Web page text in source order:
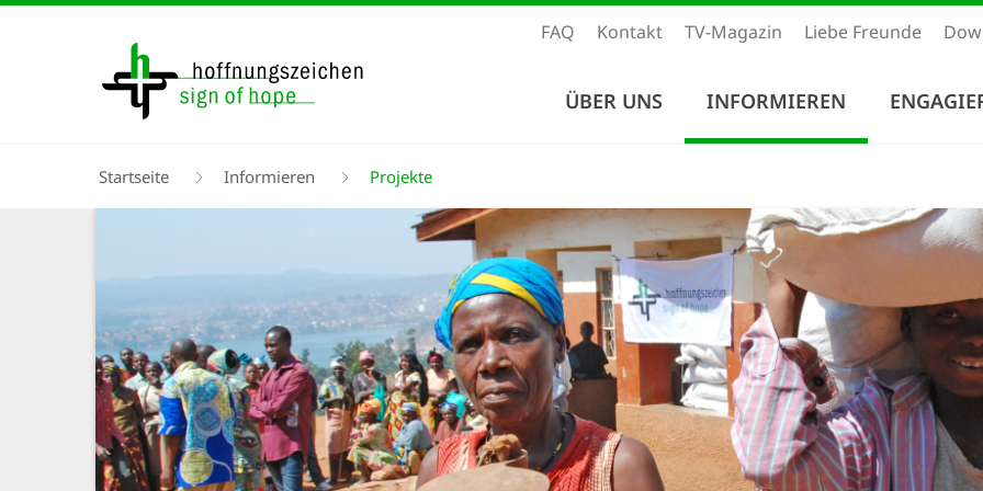
FAQ Kontakt TV-Magazin Liebe Freunde
ÜBER UNS INFORMIEREN
Pfadnavigation
Startseite Informieren Projekte